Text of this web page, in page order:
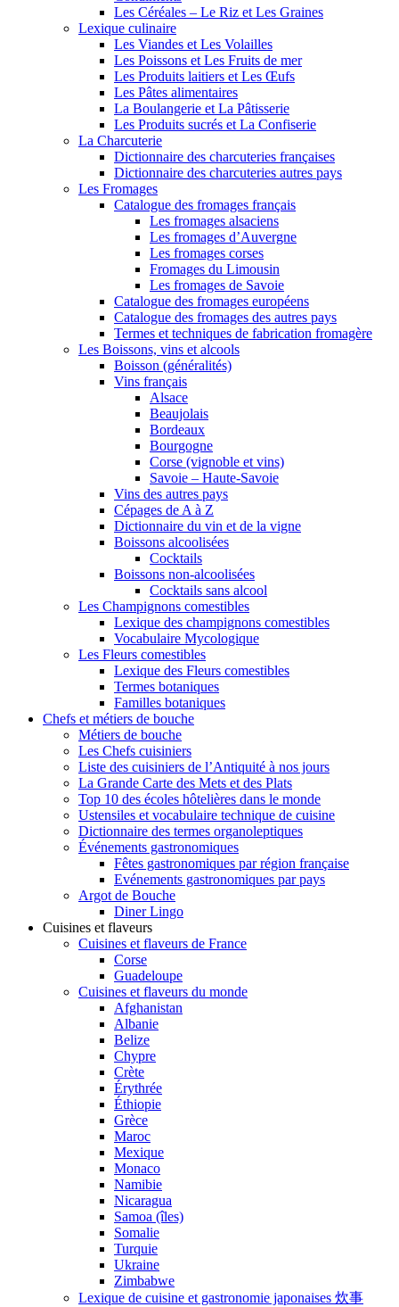
Les Céréales – Le Riz et Les Graines
Lexique culinaire
Les Viandes et Les Volailles
Les Poissons et Les Fruits de mer
Les Produits laitiers et Les Œufs
Les Pâtes alimentaires
La Boulangerie et La Pâtisserie
Les Produits sucrés et La Confiserie
La Charcuterie
Dictionnaire des charcuteries françaises
Dictionnaire des charcuteries autres pays
Les Fromages
Catalogue des fromages français
Les fromages alsaciens
Les fromages d’Auvergne
Les fromages corses
Fromages du Limousin
Les fromages de Savoie
Catalogue des fromages européens
Catalogue des fromages des autres pays
Termes et techniques de fabrication fromagère
Les Boissons, vins et alcools
Boisson (généralités)
Vins français
Alsace
Beaujolais
Bordeaux
Bourgogne
Corse (vignoble et vins)
Savoie – Haute-Savoie
Vins des autres pays
Cépages de A à Z
Dictionnaire du vin et de la vigne
Boissons alcoolisées
Cocktails
Boissons non-alcoolisées
Cocktails sans alcool
Les Champignons comestibles
Lexique des champignons comestibles
Vocabulaire Mycologique
Les Fleurs comestibles
Lexique des Fleurs comestibles
Termes botaniques
Familles botaniques
Chefs et métiers de bouche
Métiers de bouche
Les Chefs cuisiniers
Liste des cuisiniers de l’Antiquité à nos jours
La Grande Carte des Mets et des Plats
Top 10 des écoles hôtelières dans le monde
Ustensiles et vocabulaire technique de cuisine
Dictionnaire des termes organoleptiques
Événements gastronomiques
Fêtes gastronomiques par région française
Evénements gastronomiques par pays
Argot de Bouche
Diner Lingo
Cuisines et flaveurs
Cuisines et flaveurs de France
Corse
Guadeloupe
Cuisines et flaveurs du monde
Afghanistan
Albanie
Belize
Chypre
Crète
Érythrée
Éthiopie
Grèce
Maroc
Mexique
Monaco
Namibie
Nicaragua
Samoa (îles)
Somalie
Turquie
Ukraine
Zimbabwe
Lexique de cuisine et gastronomie japonaises 炊事